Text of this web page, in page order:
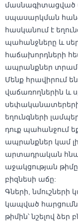
մասնագիտացված
սպասարկման
հասկանում է
պահանջները և
հաճախորդների
ապրանքներ
Մենք հրավիրում
վաճառողներին և
եղունգների
դուք պահանջում
ապրանքներ կամ
արտադրական
աջակցության
բիզնեսի աճը:
Գների,
կապված
թիմին՝ նշելով